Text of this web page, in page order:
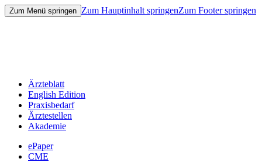
Zum Menü springen Zum Hauptinhalt springenZum Footer springen
Ärzteblatt
English Edition
Praxisbedarf
Ärztestellen
Akademie
ePaper
CME